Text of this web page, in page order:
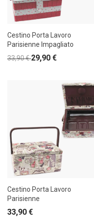
Cestino Porta Lavoro
Parisienne Impagliato
33,90€ 29,90 €
Cestino Porta Lavoro
Parisienne
33,90 €